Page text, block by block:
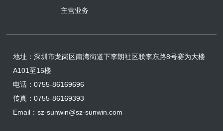
主营业务
地址：深圳市龙岗区南湾街道下李朗社区联李东路8号赛为大楼
A101至15楼
电话：0755-86169696
传真：0755-86169393
Email：sz-sunwin@sz-sunwin.com